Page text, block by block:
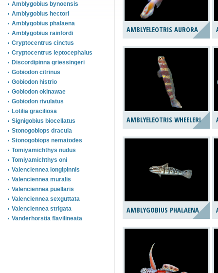
Amblygobius bynoensis
Amblygobius hectori
Amblygobius phalaena
Amblygobius rainfordi
Cryptocentrus cinctus
Cryptocentrus leptocephalus
Discordipinna griessingeri
Gobiodon citrinus
Gobiodon histrio
Gobiodon okinawae
Gobiodon rivulatus
Lotilia graciliosa
Signigobius biocellatus
Stonogobiops dracula
Stonogobiops nematodes
Tomiyamichthys nudus
Tomiyamichthys oni
Valenciennea longipinnis
Valenciennea muralis
Valenciennea puellaris
Valenciennea sexguttata
Valenciennea strigata
Vanderhorstia flavilineata
AMBLYELEOTRIS AURORA
AMBLYELEOTRIS WHEELERI
AMBLYGOBIUS PHALAENA